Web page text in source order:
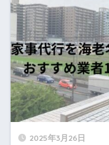
2025年3月26日